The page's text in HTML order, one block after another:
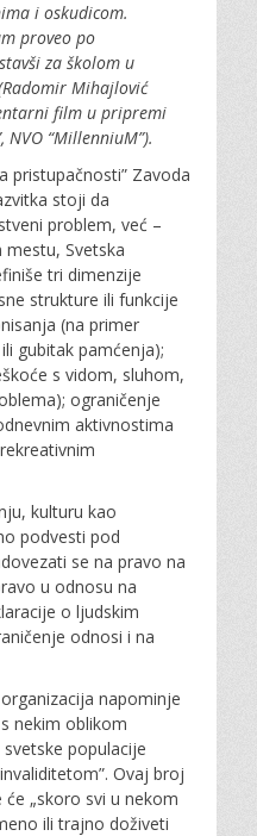
i oskudicom.
proveo po
za školom u
Mihajlović
film u pripremi
NVO “MillenniuM”).
pristupačnosti” Zavoda
stoji da
problem, već –
Svetska
tri dimenzije
strukture ili funkcije
(na primer
gubitak pamćenja);
s vidom, sluhom,
ograničenje
aktivnostima
kulturu kao
podvesti pod
se na pravo na
u odnosu na
o ljudskim
odnosi i na
napominje
nekim oblikom
populacije
Ovaj broj
„skoro svi u nekom
ili trajno doživeti